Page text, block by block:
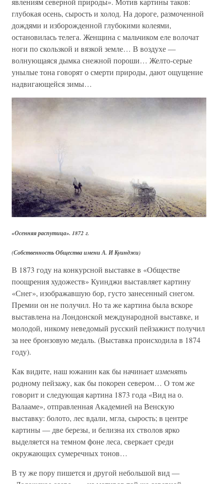
глубокая осень, сырость и холод. На дороге, размоченной
дождями и изборожденной глубокими колеями,
остановилась телега. Женщина с мальчиком еле волочат
ноги по скользкой и вязкой земле… В воздухе —
волнующаяся дымка снежной пороши… Желто-серые
унылые тона говорят о смерти природы, дают ощущение
надвигающейся зимы…
«Осенняя распутица». 1872 г.
(Собственность Общества имени А. И Куинджи)
В 1873 году на конкурсной выставке в «Обществе
поощрения художеств» Куинджи выставляет картину
«Снег», изображавшую бор, густо занесенный снегом.
Премии он не получил. Но та же картина была вскоре
выставлена на Лондонской международной выставке, и
молодой, никому неведомый русский пейзажист получил
за нее бронзовую медаль. (Выставка происходила в 1874
году).
Как видите, наш южанин как бы начинаетизменять
родному пейзажу, как бы покорен севером… О том же
говорит и следующая картина 1873 года «Вид на о.
Валааме», отправленная Академией на Венскую
выставку: болото, лес вдали, мгла, сырость; в центре
картины — две березы, и белизна их стволов ярко
выделяется на темном фоне леса, сверкает среди
окружающих сумеречных тонов…
В ту же пору пишется и другой небольшой вид —